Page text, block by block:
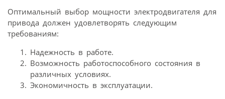
Оптимальный выбор мощности электродвигателя для
привода должен удовлетворять следующим
требованиям:
Надежность в работе.
Возможность работоспособного состояния в
различных условиях.
Экономичность в эксплуатации.